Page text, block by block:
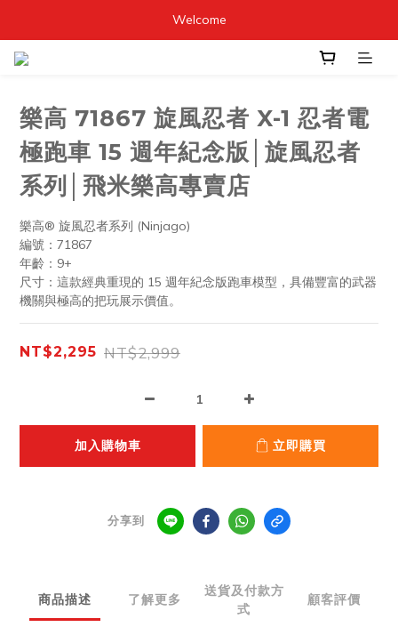
Welcome
樂高 71867 旋風忍者 X-1 忍者電
極跑車 15 週年紀念版│旋風忍者
系列│飛米樂高專賣店
樂高® 旋風忍者系列 (Ninjago)
編號：71867
年齡：9+
尺寸：這款經典重現的 15 週年紀念版跑車模型，具備豐富的武器
機關與極高的把玩展示價值。
NT$2,295 NT$2,999
加入購物車 立即購買
分享到
商品描述 了解更多
送貨及付款方
式
顧客評價